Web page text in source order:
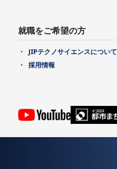
就職をご希望の方
JIPテクノサイエンスについて
採用情報